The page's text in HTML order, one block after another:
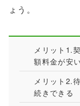
ょう。
メリット1.
額料金が安い
メリット2.
続きできる